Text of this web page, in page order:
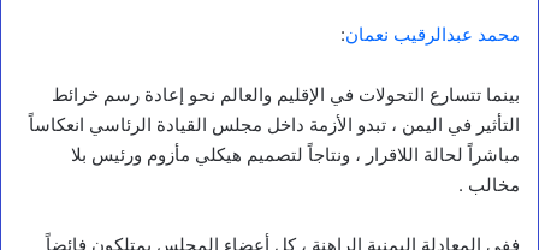
محمد عبدالرقيب نعمان:
بينما تتسارع التحولات في الإقليم والعالم نحو إعادة رسم خرائط
التأثير في اليمن ، تبدو الأزمة داخل مجلس القيادة الرئاسي انعكاساً
مباشراً لحالة اللاقرار ، ونتاجاً لتصميم هيكلي مأزوم ورئيس بلا
مخالب .
ففي المعادلة اليمنية الراهنة ، كل أعضاء المجلس يمتلكون فائضاً